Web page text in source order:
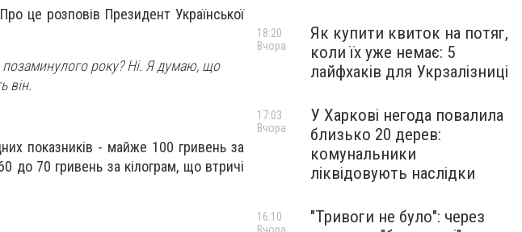
це розповів Президент Української
позаминулого року? Ні. Я думаю, що
він.
показників - майже 100 гривень за
до 70 гривень за кілограм, що втричі
Як купити квиток на потяг,
коли їх уже немає: 5
лайфхаків для Укрзалізниці
18:20
Вчора
У Харкові негода повалила
близько 20 дерев:
комунальники
ліквідовують наслідки
17:03
Вчора
"Тривоги не було": через
16:10